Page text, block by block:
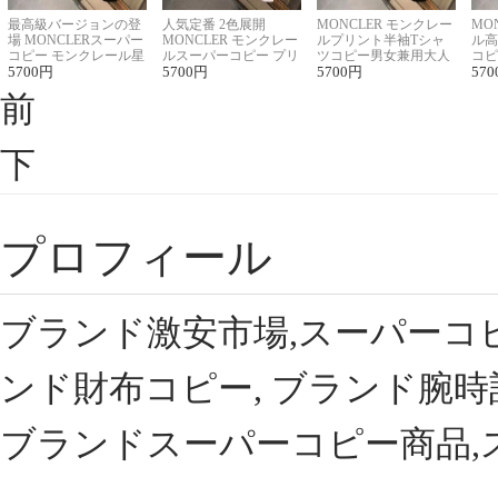
最高級バージョンの登
場 MONCLERスーパー
コピー モンクレール星
座半袖Tシャツ
5700 円
人気定番 2色展開
MONCLER モンクレー
ルスーパーコピー プリ
ント半袖Tシャツ
5700 円
MONCLER モンクレー
ルプリント半袖Tシャ
ツコピー男女兼用大人
可愛い春夏コーデ
5700 円
ル
コ
ィ
前
下
プロフィール
ブランド激安市場,スーパー
ンド財布コピー, ブランド腕
ブランドスーパーコピー商品